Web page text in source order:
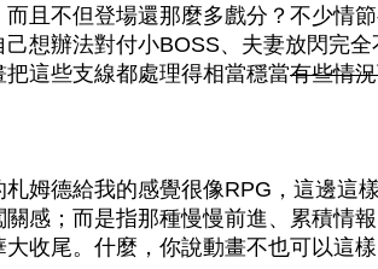
而且不但登場還那麼多戲分？不少情
想辦法對付小BOSS、夫妻放閃完
把這些支線都處理得相當穩當有些情
姆德給我的感覺很像RPG，這邊這
關感；而是指那種慢慢前進、累積情
收尾。什麼，你說動畫不也可以這